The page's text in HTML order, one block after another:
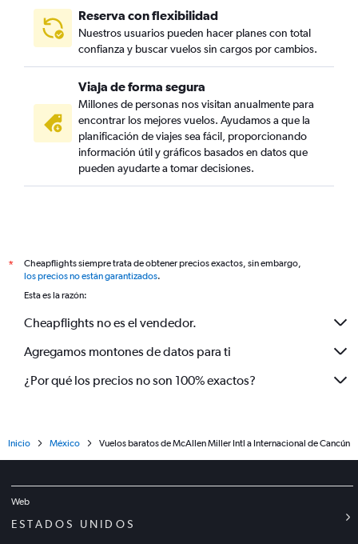
Reserva con flexibilidad
Nuestros usuarios pueden hacer planes con total
confianza y buscar vuelos sin cargos por cambios.
Viaja de forma segura
Millones de personas nos visitan anualmente para
encontrar los mejores vuelos. Ayudamos a que la
planificación de viajes sea fácil, proporcionando
información útil y gráficos basados en datos que
pueden ayudarte a tomar decisiones.
*
Cheapflights siempre trata de obtener precios exactos, sin embargo,
los precios no están garantizados.
Esta es la razón:
Cheapflights no es el vendedor.
Agregamos montones de datos para ti
¿Por qué los precios no son 100% exactos?
Inicio México Vuelos baratos de McAllen Miller Intl a Internacional de Cancún
Web
ESTADOS UNIDOS